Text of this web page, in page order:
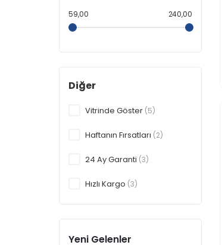
59,00 240,00
Diğer
Vitrinde Göster (5)
Haftanın Fırsatları (2)
24 Ay Garanti (3)
Hızlı Kargo (3)
Yeni Gelenler